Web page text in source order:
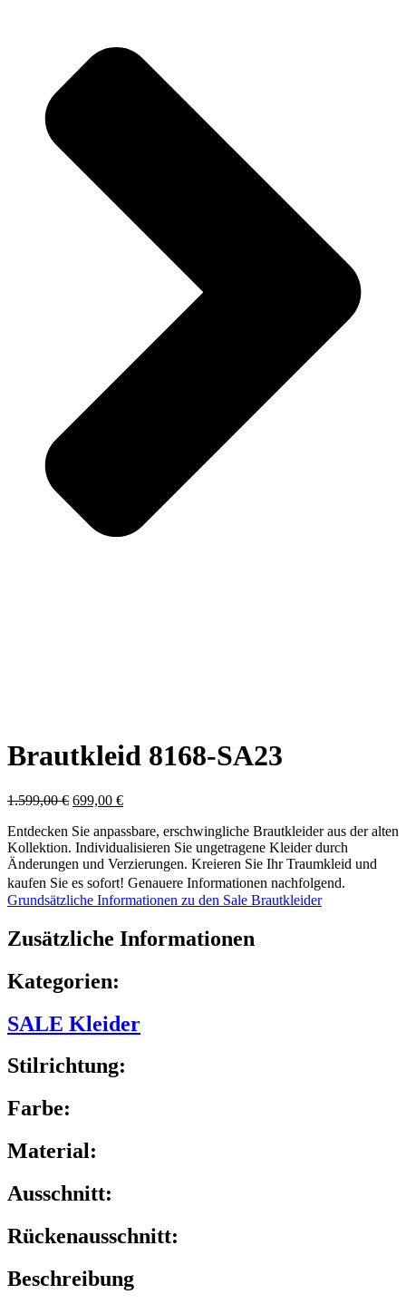
Brautkleid 8168-SA23
1.599,00€ Ursprünglicher
war:
1.599,00 €
699,00 €Aktueller
ist:
699,00 €.
Entdecken Sie anpassbare, erschwingliche Brautkleider aus der alten
Kollektion. Individualisieren Sie ungetragene Kleider durch
Änderungen und Verzierungen. Kreieren Sie Ihr Traumkleid und
kaufen Sie es sofort! Genauere Informationen nachfolgend.
Grundsätzliche Informationen zu den Sale Brautkleider
Zusätzliche Informationen
Kategorien:
SALE Kleider
Stilrichtung:
Farbe:
Material:
Ausschnitt:
Rückenausschnitt:
Beschreibung